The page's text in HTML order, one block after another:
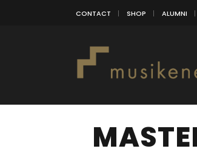
CONTACT SHOP ALUMNI